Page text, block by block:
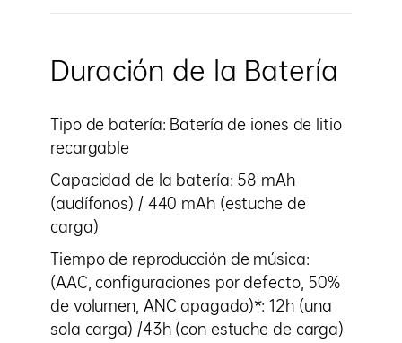
Duración de la Batería
Tipo de batería: Batería de iones de litio
recargable
Capacidad de la batería: 58 mAh
(audífonos) / 440 mAh (estuche de
carga)
Tiempo de reproducción de música:
(AAC, configuraciones por defecto, 50%
de volumen, ANC apagado)*: 12h (una
sola carga) /43h (con estuche de carga)